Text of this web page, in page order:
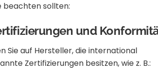
beachten sollten:
und
Sie auf Hersteller, die international
Zertifizierungen besitzen, wie z. B.: